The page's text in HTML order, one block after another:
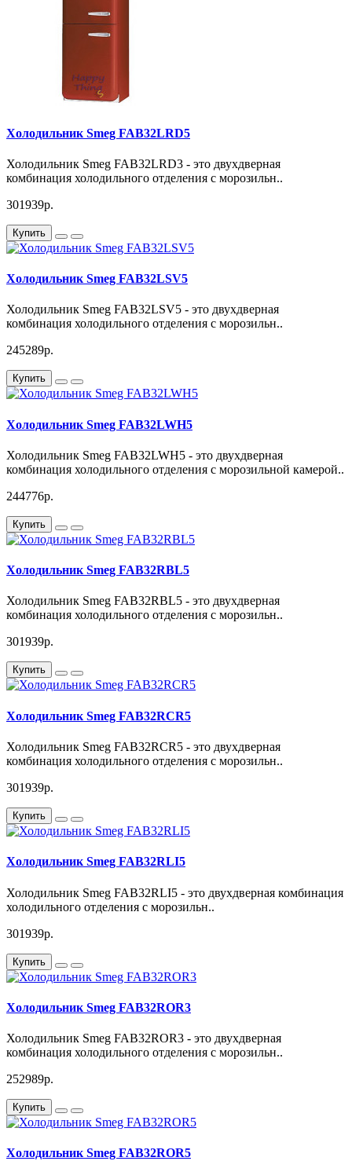
Холодильник Smeg FAB32LRD5
Холодильник Smeg FAB32LRD3 - это двухдверная
комбинация холодильного отделения с морозильн..
301939р.
Купить
Холодильник Smeg FAB32LSV5
Холодильник Smeg FAB32LSV5 - это двухдверная
комбинация холодильного отделения с морозильн..
245289р.
Купить
Холодильник Smeg FAB32LWH5
Холодильник Smeg FAB32LWH5 - это двухдверная
комбинация холодильного отделения с морозильной камерой..
244776р.
Купить
Холодильник Smeg FAB32RBL5
Холодильник Smeg FAB32RBL5 - это двухдверная
комбинация холодильного отделения с морозильн..
301939р.
Купить
Холодильник Smeg FAB32RCR5
Холодильник Smeg FAB32RCR5 - это двухдверная
комбинация холодильного отделения с морозильн..
301939р.
Купить
Холодильник Smeg FAB32RLI5
Холодильник Smeg FAB32RLI5 - это двухдверная комбинация
холодильного отделения с морозильн..
301939р.
Купить
Холодильник Smeg FAB32ROR3
Холодильник Smeg FAB32ROR3 - это двухдверная
комбинация холодильного отделения с морозильн..
252989р.
Купить
Холодильник Smeg FAB32ROR5